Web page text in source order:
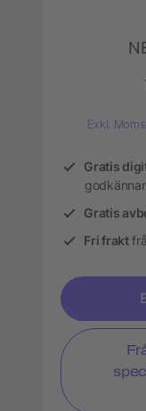
Exkl. Moms.
Gratis
Gratis
Fri frakt